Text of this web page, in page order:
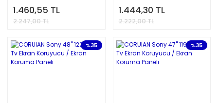
Koruma Paneli
1.460,55 TL
2.247,00 TL
Koruma Paneli
1.444,30 TL
2.222,00 TL
%35 %35